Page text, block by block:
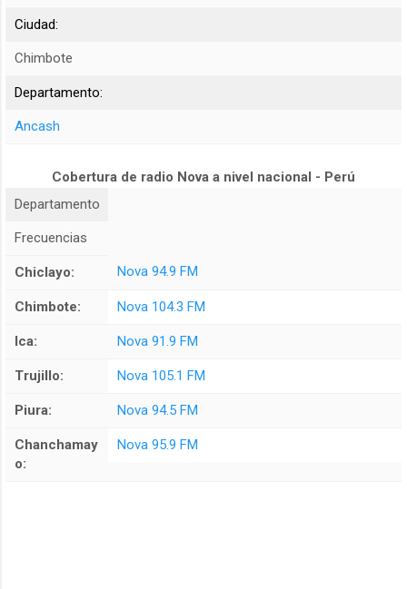
Ciudad:
Chimbote
Departamento:
Ancash
Cobertura de radio Nova a nivel nacional - Perú
Departamento
Frecuencias
Chiclayo: Nova 94.9 FM
Chimbote: Nova 104.3 FM
Ica: Nova 91.9 FM
Trujillo: Nova 105.1 FM
Piura: Nova 94.5 FM
Chanchamay
o:
Nova 95.9 FM